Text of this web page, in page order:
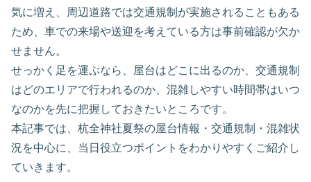
気に増え、周辺道路では交通規制が実施されることもある
ため、車での来場や送迎を考えている方は事前確認が欠か
せません。
せっかく足を運ぶなら、屋台はどこに出るのか、交通規制
はどのエリアで行われるのか、混雑しやすい時間帯はいつ
なのかを先に把握しておきたいところです。
本記事では、杭全神社夏祭の屋台情報・交通規制・混雑状
況を中心に、当日役立つポイントをわかりやすくご紹介し
ていきます。